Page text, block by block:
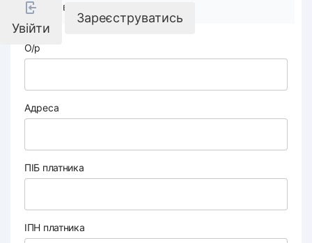
Увійти
Зареєструватись
Реквізити компанії
О/р
Адреса
ПІБ платника
ІПН платника